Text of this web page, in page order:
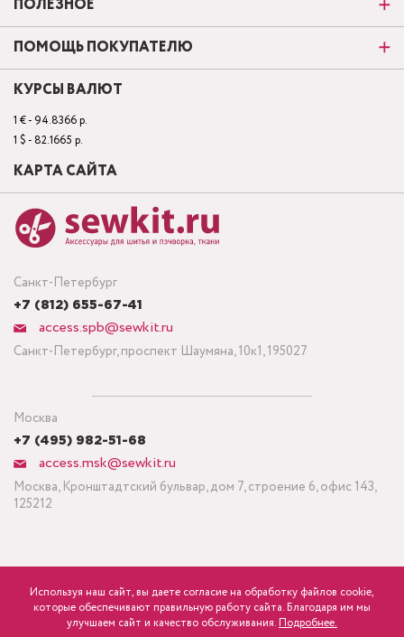
розница Минимальный заказ ткани от 3 метров
Санкт-Петербург
+7 (812) 655-67-41
access.spb@sewkit.ru
Санкт-Петербург, проспект Шаумяна, 10к1, 195027
Москва
+7 (495) 982-51-68
access.msk@sewkit.ru
Москва, Кронштадтский бульвар, дом 7, строение 6, офис 143,
125212
ПОЛЕЗНОЕ
ПОМОЩЬ ПОКУПАТЕЛЮ
КУРСЫ ВАЛЮТ
1 € - 94.8366 р.
1 $ - 82.1665 р.
КАРТА САЙТА
ПОДПИСАТЬСЯ НА НОВОСТИ
Используя наш сайт, вы даете согласие на обработку файлов cookie,
которые обеспечивают правильную работу сайта. Благодаря им мы
улучшаем сайт и качество обслуживания. Подробнее.